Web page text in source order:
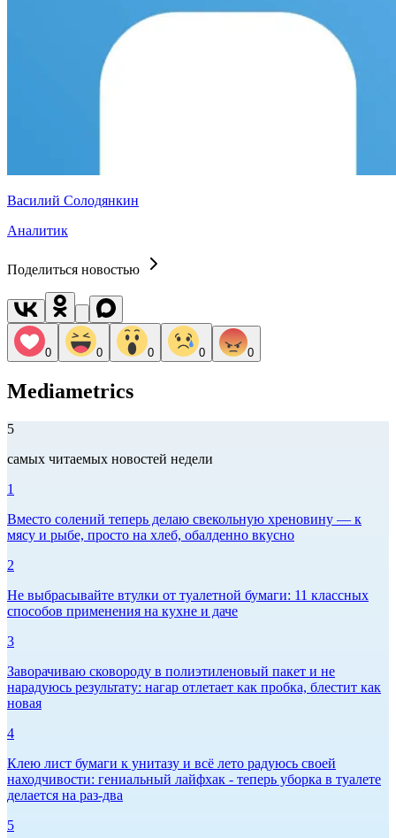
Василий Солодянкин
Аналитик
Поделиться новостью
0 0 0 0 0
Mediametrics
5
самых читаемых новостей недели
1
Вместо солений теперь делаю свекольную хреновину — к
мясу и рыбе, просто на хлеб, обалденно вкусно
2
Не выбрасывайте втулки от туалетной бумаги: 11 классных
способов применения на кухне и даче
3
Заворачиваю сковороду в полиэтиленовый пакет и не
нарадуюсь результату: нагар отлетает как пробка, блестит как
новая
4
Клею лист бумаги к унитазу и всё лето радуюсь своей
находчивости: гениальный лайфхак - теперь уборка в туалете
делается на раз-два
5